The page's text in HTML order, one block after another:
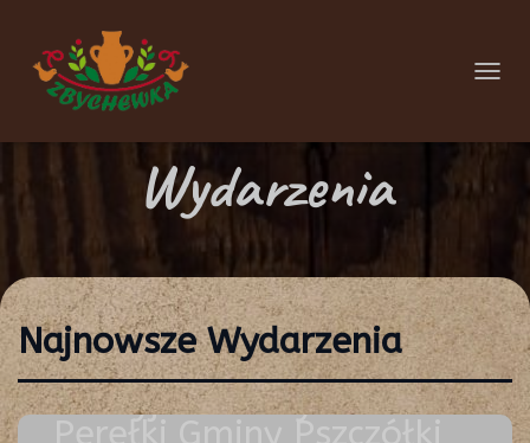
Ą
C
Z
N
Wydarzenia
Najnowsze Wydarzenia
Odkryj Urok
Zbychewki: Perełki
Gminy Pszczółki
Wrz 28, 2025
Odkryj Urok Zbychewki: